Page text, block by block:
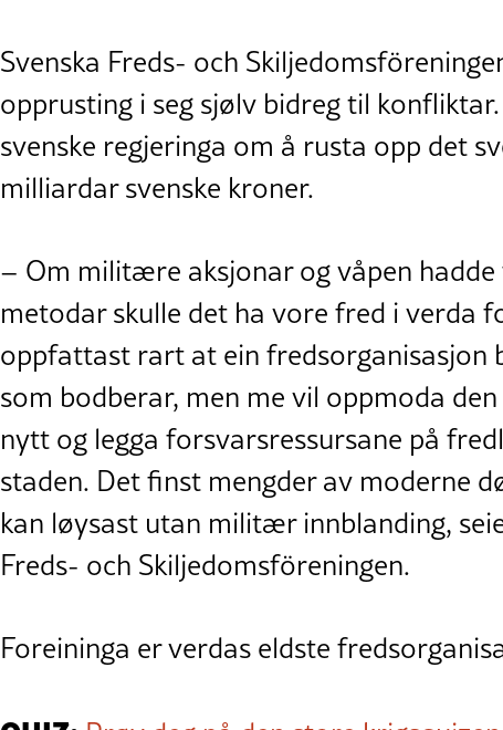
Svenska Freds- och
opprusting i seg sjølv bidreg til
svenske regjeringa om å rusta opp det
milliardar svenske kroner.
– Om militære aksjonar og våpen
metodar skulle det ha vore fred i verda
oppfattast rart at ein fredsorganisasjon
som bodberar, men me vil oppmoda
nytt og legga forsvarsressursane på
staden. Det finst mengder av moderne
kan løysast utan militær innblanding,
Freds- och Skiljedomsföreningen.
Foreininga er verdas eldste